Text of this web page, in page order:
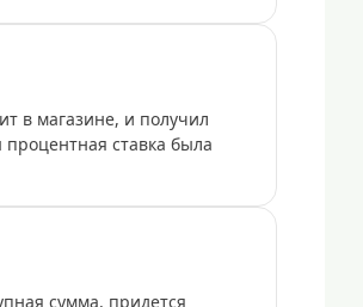
в магазине, и получил
ставка была
сумма, придется